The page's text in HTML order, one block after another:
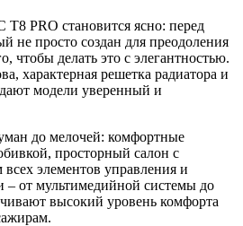
T8 PRO становится ясно: перед
не просто создан для преодоления
чтобы делать это с элегантностью.
характерная решетка радиатора и
модели уверенный и
до мелочей: комфортные
просторный салон с
элементов управления и
– от мультимедийной системы до
высокий уровень комфорта